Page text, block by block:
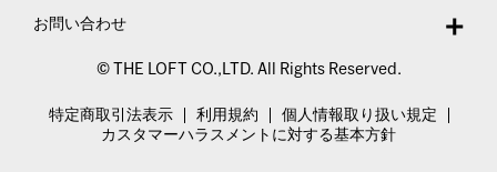
お問い合わせ
© THE LOFT CO.,LTD. All Rights Reserved.
特定商取引法表示 利用規約
個人情報取り扱い規定
カスタマーハラスメントに対する基本方針